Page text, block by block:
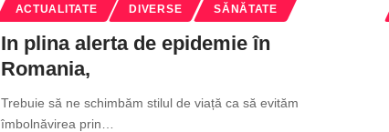
ACTUALITATE DIVERSE SĂNĂTATE
In plina alerta de epidemie în
Romania,
Trebuie să ne schimbăm stilul de viață ca să evităm
îmbolnăvirea prin